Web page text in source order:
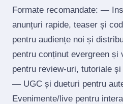
Formate recomandate: —
anunțuri rapide, teaser și
pentru audiențe noi și
pentru conținut evergreen
pentru review‑uri, tutoriale
— UGC și dueturi pentru
Evenimente/live pentru